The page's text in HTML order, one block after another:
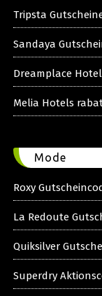
Tripsta
Sandaya
Dreamplace
Melia Hotels
Mode
Roxy
La Redoute
Quiksilver
Superdry